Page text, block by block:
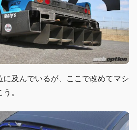
に及んでいるが、ここで改めてマシ
。